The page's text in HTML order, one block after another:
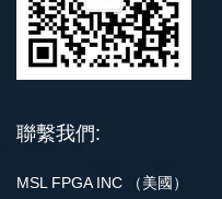
聯繫我們:
MSL FPGA INC （美國）